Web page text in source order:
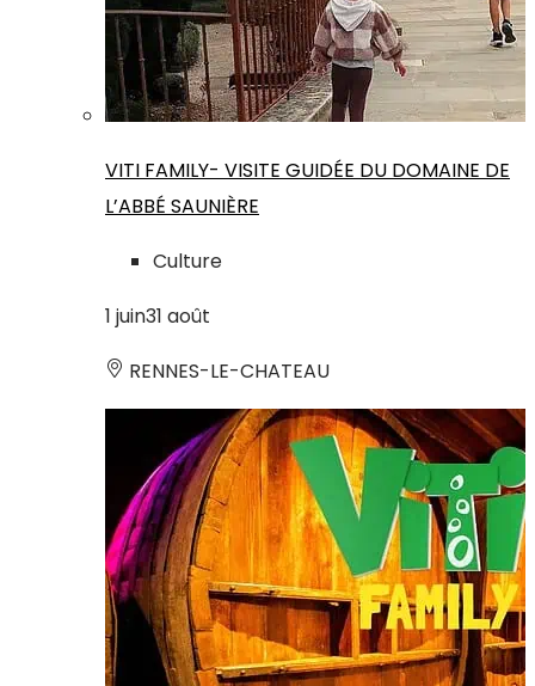
VITI FAMILY- VISITE GUIDÉE DU DOMAINE DE
L’ABBÉ SAUNIÈRE
Culture
1 juin31 août
RENNES-LE-CHATEAU